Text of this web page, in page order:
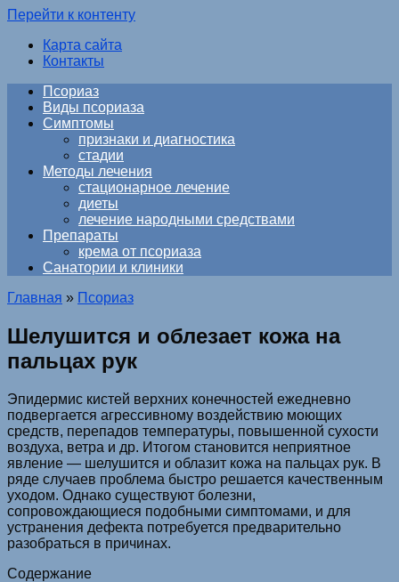
Перейти к контенту
Карта сайта
Контакты
Псориаз
Виды псориаза
Симптомы
признаки и диагностика
стадии
Методы лечения
стационарное лечение
диеты
лечение народными средствами
Препараты
крема от псориаза
Санатории и клиники
Главная » Псориаз
Шелушится и облезает кожа на
пальцах рук
Эпидермис кистей верхних конечностей ежедневно
подвергается агрессивному воздействию моющих
средств, перепадов температуры, повышенной сухости
воздуха, ветра и др. Итогом становится неприятное
явление — шелушится и облазит кожа на пальцах рук. В
ряде случаев проблема быстро решается качественным
уходом. Однако существуют болезни,
сопровождающиеся подобными симптомами, и для
устранения дефекта потребуется предварительно
разобраться в причинах.
Содержание